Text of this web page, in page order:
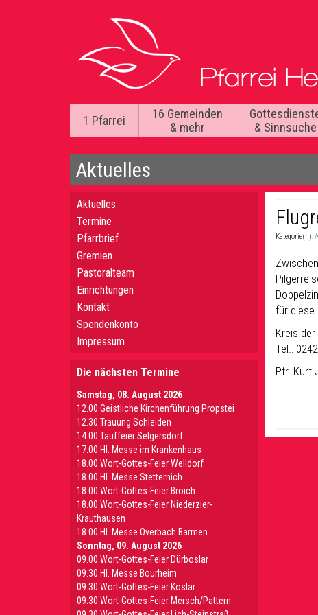
1 Pfarrei
16 Gemeinden
& mehr
& Sinnsuche
Aktuelles
Kategorie(n):
für diese
Kreis
Tel.:
Pfr. Kurt
Aktuelles
Termine
Pfarrbrief
Gremien
Pastoralteam
Einrichtungen
Kontakt
Spendenkonto
Impressum
Die nächsten Termine
Samstag, 08. August 2026
12.00 Geistliche Kirchenführung Propstei
12.30 Trauung Schleiden
14.00 Tauffeier Selgersdorf
17.00 Hl. Messe im Krankenhaus
18.00 Wort-Gottes-Feier Welldorf
18.00 Hl. Messe Stetternich
18.00 Wort-Gottes-Feier Broich
18.00 Wort-Gottes-Feier Niederzier-
Krauthausen
18.00 Hl. Messe Overbach Barmen
Sonntag, 09. August 2026
09.00 Wort-Gottes-Feier Dürboslar
09.30 HI. Messe Bourheim
09.30 Wort-Gottes-Feier Koslar
09.30 Wort-Gottes-Feier Mersch/Pattern